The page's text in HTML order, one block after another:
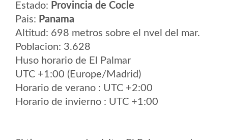
Estado: Provincia de Cocle
Pais: Panama
Altitud: 698 metros sobre el nvel del mar.
Poblacion: 3.628
Huso horario de El Palmar
UTC +1:00 (Europe/Madrid)
Horario de verano : UTC +2:00
Horario de invierno : UTC +1:00